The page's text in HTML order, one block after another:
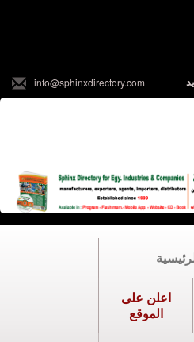
info@sphinxdirectory.com
اعلن على
الموقع